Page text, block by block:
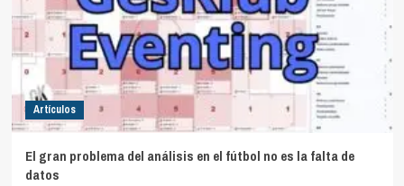
Artículos
El gran problema del análisis en el fútbol no es la falta de
datos